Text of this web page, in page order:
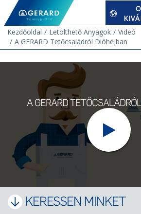
Kezdőoldal
Letölthető Anyagok
Videó
A GERARD Tetőcsaládról Dióhéjban
A GERARD
KERESSEN MINKET